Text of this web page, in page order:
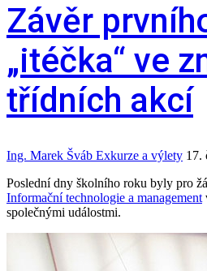
Závěr
„itéčka“ ve
třídních akcí
Ing. Marek Šváb Exkurze a výlety 17.
Poslední dny školního roku byly pro
Informační technologie a management
společnými událostmi.